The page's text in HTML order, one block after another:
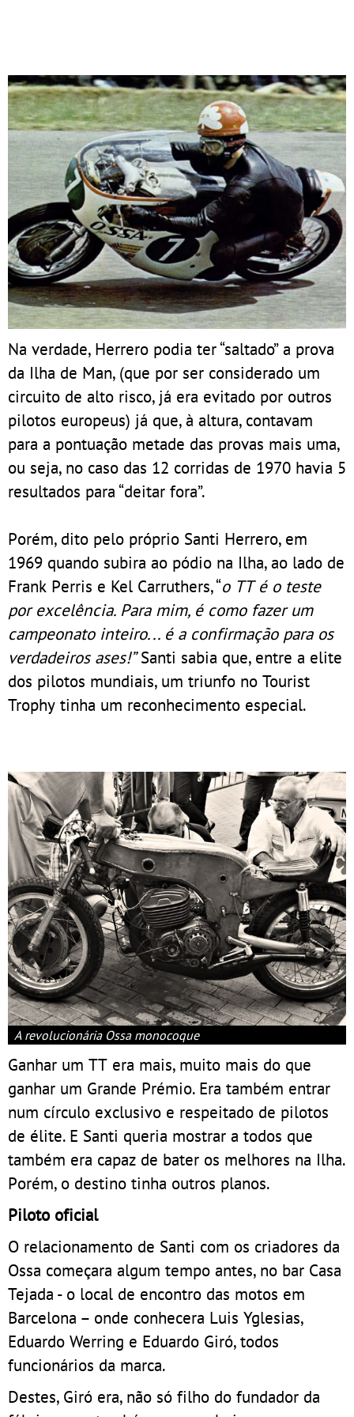
Na verdade, Herrero podia ter “saltado” a prova
da Ilha de Man, (que por ser considerado um
circuito de alto risco, já era evitado por outros
pilotos europeus) já que, à altura, contavam
para a pontuação metade das provas mais uma,
ou seja, no caso das 12 corridas de 1970 havia 5
resultados para “deitar fora”.
Porém, dito pelo próprio Santi Herrero, em
1969 quando subira ao pódio na Ilha, ao lado de
Frank Perris e Kel Carruthers, “o TT é o teste
por excelência. Para mim, é como fazer um
campeonato inteiro... é a confirmação para os
verdadeiros ases!”Santi sabia que, entre a elite
dos pilotos mundiais, um triunfo no Tourist
Trophy tinha um reconhecimento especial.
A revolucionária Ossa monocoque
Ganhar um TT era mais, muito mais do que
ganhar um Grande Prémio. Era também entrar
num círculo exclusivo e respeitado de pilotos
de élite. E Santi queria mostrar a todos que
também era capaz de bater os melhores na Ilha.
Porém, o destino tinha outros planos.
Piloto oficial
O relacionamento de Santi com os criadores da
Ossa começara algum tempo antes, no bar Casa
Tejada - o local de encontro das motos em
Barcelona – onde conhecera Luis Yglesias,
Eduardo Werring e Eduardo Giró, todos
funcionários da marca.
Destes, Giró era, não só filho do fundador da